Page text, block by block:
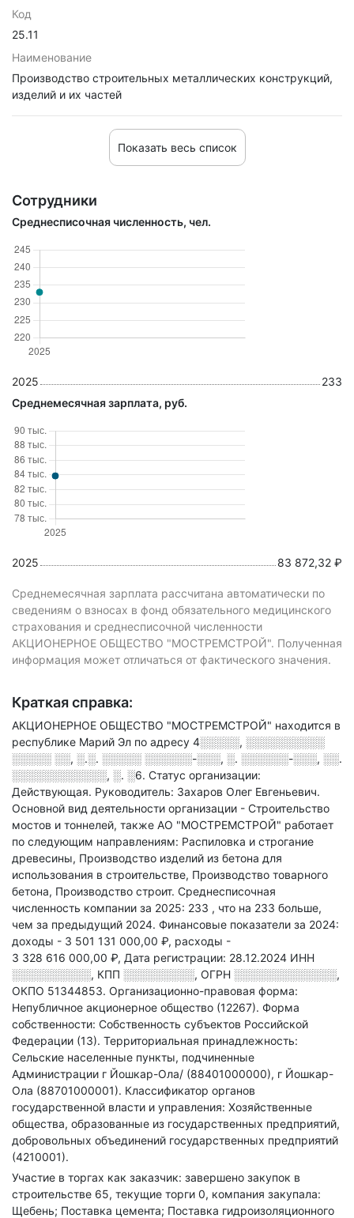
Код
25.11
Наименование
Производство строительных металлических конструкций,
изделий и их частей
Показать весь список
Сотрудники
Среднесписочная численность, чел.
2025
233
Среднемесячная зарплата, руб.
2025 83 872,32 ₽
Среднемесячная зарплата рассчитана автоматически по
сведениям о взносах в фонд обязательного медицинского
страхования и среднесписочной численности
АКЦИОНЕРНОЕ ОБЩЕСТВО "МОСТРЕМСТРОЙ". Полученная
информация может отличаться от фактического значения.
Краткая справка:
АКЦИОНЕРНОЕ ОБЩЕСТВО "МОСТРЕМСТРОЙ" находится в
республике Марий Эл по адресу 4░░░░░, ░░░░░░░░░░
░░░░░ ░░, ░.░. ░░░░░ ░░░░░░-░░░, ░. ░░░░░░-░░░, ░░.
░░░░░░░░░░░░, ░. ░6. Статус организации:
Действующая. Руководитель: Захаров Олег Евгеньевич.
Основной вид деятельности организации - Строительство
мостов и тоннелей, также АО "МОСТРЕМСТРОЙ" работает
по следующим направлениям: Распиловка и строгание
древесины, Производство изделий из бетона для
использования в строительстве, Производство товарного
бетона, Производство строит. Среднесписочная
численность компании за 2025: 233 , что на 233 больше,
чем за предыдущий 2024. Финансовые показатели за 2024:
доходы - 3 501 131 000,00 ₽, расходы -
3 328 616 000,00 ₽, Дата регистрации: 28.12.2024 ИНН
░░░░░░░░░░, КПП ░░░░░░░░░, ОГРН ░░░░░░░░░░░░░,
ОКПО 51344853. Организационно-правовая форма:
Непубличное акционерное общество (12267). Форма
собственности: Собственность субъектов Российской
Федерации (13). Территориальная принадлежность:
Сельские населенные пункты, подчиненные
Администрации г Йошкар-Ола/ (88401000000), г Йошкар-
Ола (88701000001). Классификатор органов
государственной власти и управления: Хозяйственные
общества, образованные из государственных предприятий,
добровольных объединений государственных предприятий
(4210001).
Участие в торгах как заказчик: завершено закупок в
строительстве 65, текущие торги 0, компания закупала:
Щебень; Поставка цемента; Поставка гидроизоляционного